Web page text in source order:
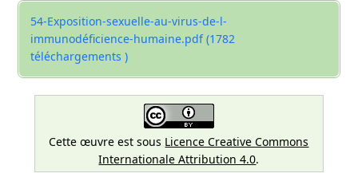
54-Exposition-sexuelle-au-virus-de-l-
immunodéficience-humaine.pdf (1782
téléchargements )
Cette œuvre est sous Licence Creative Commons
Internationale Attribution 4.0.